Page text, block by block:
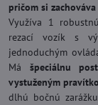
pričom si
Využíva 1
rezací vozík s
jednoduchým
Má špeciálnu
vystuženým
dlhú bočnú